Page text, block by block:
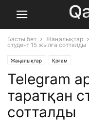
Басты бет Жаңалықтар
студент 15 жылға сотталды
Жаңалықтар Қоғам
Telegram
таратқан
сотталды